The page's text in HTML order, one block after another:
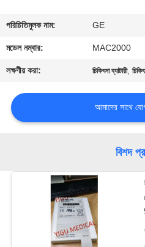
গুণমান
নিয়ন্ত্রণ
আমাদের
সাথে
একটি
পরিচিতিমুলক নাম: GE
মডেল নম্বার: MAC2000
লক্ষণীয় করা: চিকিৎসা ব্যাটারী,
আমাদের সাথে
বিশদ